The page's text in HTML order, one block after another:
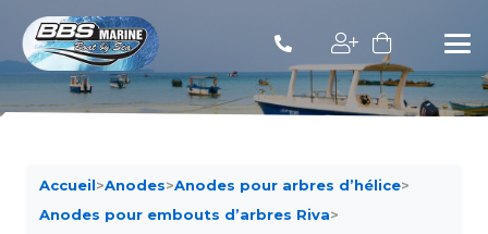
Accueil>Anodes>Anodes pour arbres d’hélice>
Anodes pour embouts d’arbres Riva>